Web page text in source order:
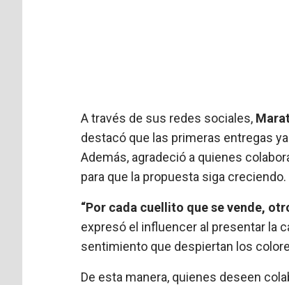
A través de sus redes sociales,
destacó que las primeras entregas
Además, agradeció a quienes
para que la propuesta siga creciendo.
“Por cada cuellito que se vende,
expresó el influencer al presentar la
sentimiento que despiertan los
De esta manera, quienes deseen